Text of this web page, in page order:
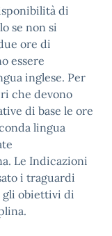
di
se non si
ore di
essere
inglese. Per
che devono
di base le ore
lingua
Le Indicazioni
i traguardi
gli obiettivi di